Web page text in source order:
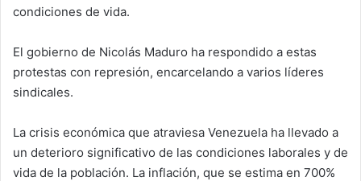
condiciones de vida.
El gobierno de Nicolás Maduro ha respondido a estas
protestas con represión, encarcelando a varios líderes
sindicales.
La crisis económica que atraviesa Venezuela ha llevado a
un deterioro significativo de las condiciones laborales y de
vida de la población. La inflación, que se estima en 700%